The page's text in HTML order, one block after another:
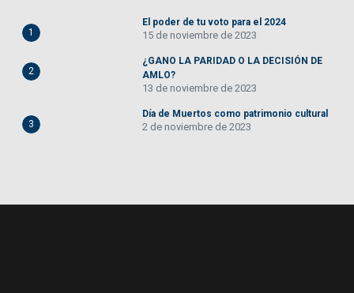
1
El poder de tu voto para el 2024
15 de noviembre de 2023
2
¿GANO LA PARIDAD O LA DECISIÓN DE
AMLO?
13 de noviembre de 2023
3
Día de Muertos como patrimonio cultural
2 de noviembre de 2023